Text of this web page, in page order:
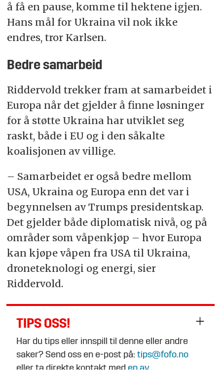
å få en pause, komme til hektene igjen.
Hans mål for Ukraina vil nok ikke
endres, tror Karlsen.
Bedre samarbeid
Riddervold trekker fram at samarbeidet i
Europa når det gjelder å finne løsninger
for å støtte Ukraina har utviklet seg
raskt, både i EU og i den såkalte
koalisjonen av villige.
– Samarbeidet er også bedre mellom
USA, Ukraina og Europa enn det var i
begynnelsen av Trumps presidentskap.
Det gjelder både diplomatisk nivå, og på
områder som våpenkjøp – hvor Europa
kan kjøpe våpen fra USA til Ukraina,
droneteknologi og energi, sier
Riddervold.
TIPS OSS!
Har du tips eller innspill til denne eller andre
saker? Send oss en e-post på:tips@fofo.no
eller ta direkte kontakt med en av